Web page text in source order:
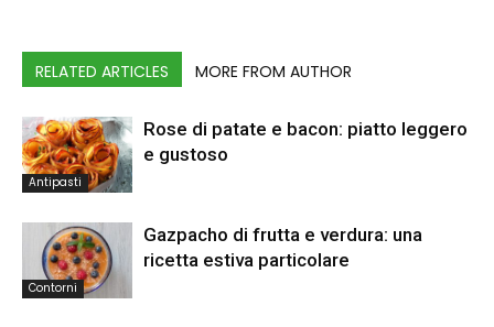
RELATED ARTICLES MORE FROM AUTHOR
Antipasti
Rose di patate e bacon: piatto leggero
e gustoso
Contorni
Gazpacho di frutta e verdura: una
ricetta estiva particolare